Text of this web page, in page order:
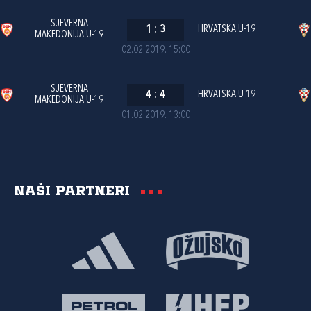
02.02.2019. 15:00
SJEVERNA
MAKEDONIJA U-19
1 : 3 HRVATSKA U-19
01.02.2019. 13:00
SJEVERNA
MAKEDONIJA U-19
4 : 4 HRVATSKA U-19
Naši partneri